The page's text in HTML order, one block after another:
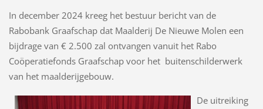
In december 2024 kreeg het bestuur bericht van de
Rabobank Graafschap dat Maalderij De Nieuwe Molen een
bijdrage van € 2.500 zal ontvangen vanuit het Rabo
Coöperatiefonds Graafschap voor het buitenschilderwerk
van het maalderijgebouw.
De uitreiking